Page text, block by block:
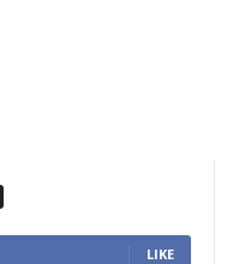
LIKE